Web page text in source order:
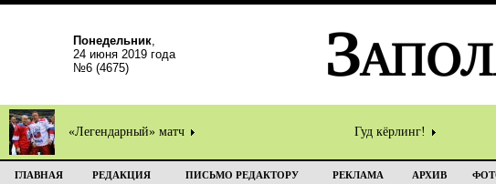
Понедельник,
24 июня 2019 года
№6 (4675)
«Легендарный» матч Гуд кёрлинг!
ГЛАВНАЯ РЕДАКЦИЯ ПИСЬМО РЕДАКТОРУ РЕКЛАМА АРХИВ